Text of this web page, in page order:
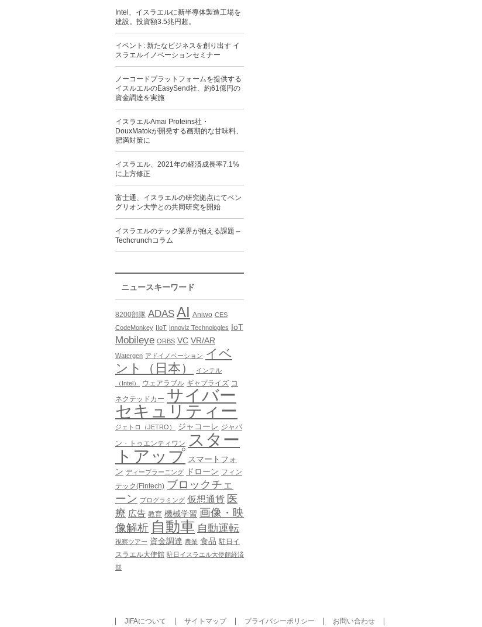
Intel、イスラエルに新半導体製造工場を
建設。投資額3.5兆円超。
イベント: 新たなビジネスを創り出す イ
スラエルイノベーションセミナー
ノーコードプラットフォームを提供する
イスルエルのEasySend社、約61億円の
資金調達を実施
イスラエルAmai Proteins社・
DouxMatokが開発する画期的な甘味料、
肥満対策に
イスラエル、2021年の経済成長率7.1%
に上方修正
富士通、イスラエルの研究拠点にてベン
グリオン大学との共同研究を開始
イスラエルのテック業界が抱える課題 –
Techcrunchコラム
ニュースキーワード
8200部隊 ADAS AI Aniwo CES
CodeMonkey IIoT Innoviz Technologies IoT
Mobileye ORBS VC VR/AR
Watergen アドイノベーション イベ
ント（日本）
インテル
（Intel）
ウェアラブル ギャプライズ コ
ネクテッドカー サイバー
セキュリティー
ジェトロ（JETRO） ジャコーレ ジャパ
ン・トゥエンティワン
スター
トアップ スマートフォ
ン ディープラーニング ドローン フィン
テック(Fintech) ブロックチェ
ーン プログラミング 仮想通貨 医
療 広告 教育 機械学習 画像・映
像解析 自動車 自動運転
視察ツアー 資金調達 農業 食品 駐日イ
スラエル大使館 駐日イスラエル大使館経済
部
JIFAについて サイトマップ プライバシーポリシー お問い合わせ